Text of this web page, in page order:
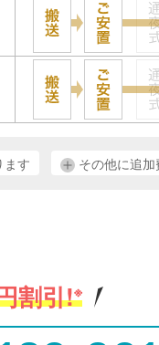
ます その他に追
割引!※